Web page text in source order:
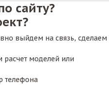
сайту?
выйдем на связь, сделаем
расчет моделей или
телефона